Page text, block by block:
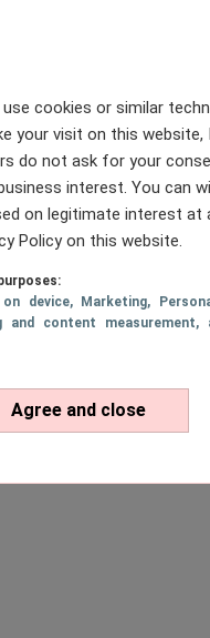
use cookies or similar
your visit on this website,
do not ask for your
interest. You can
on legitimate interest at
Policy on this website.
device, Marketing,
and content measurement,
Agree and close
optimistischere
te nemen, maak
en de dag te
dus niet alleen je